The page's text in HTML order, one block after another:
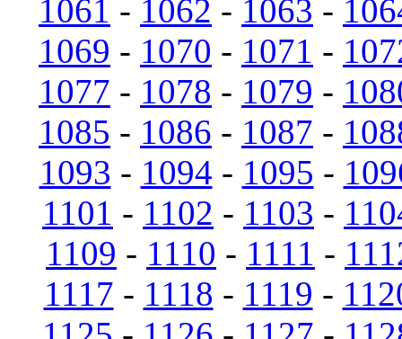
1061 - 1062 - 1063 -
1069 - 1070 - 1071 -
1077 - 1078 - 1079 -
1085 - 1086 - 1087 -
1093 - 1094 - 1095 -
1101 - 1102 - 1103 -
1109 - 1110 - 1111 -
1117 - 1118 - 1119 -